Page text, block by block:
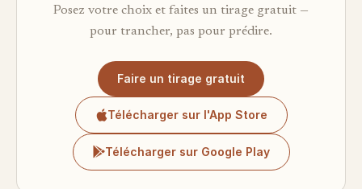
Posez votre choix et faites un tirage gratuit —
pour trancher, pas pour prédire.
Faire un tirage gratuit
Télécharger sur l'App Store
Télécharger sur Google Play